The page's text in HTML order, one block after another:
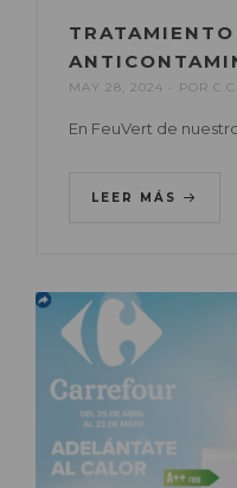
TRATAMIENTO
MAY 28, 2024 POR
En FeuVert de
LEER MÁS